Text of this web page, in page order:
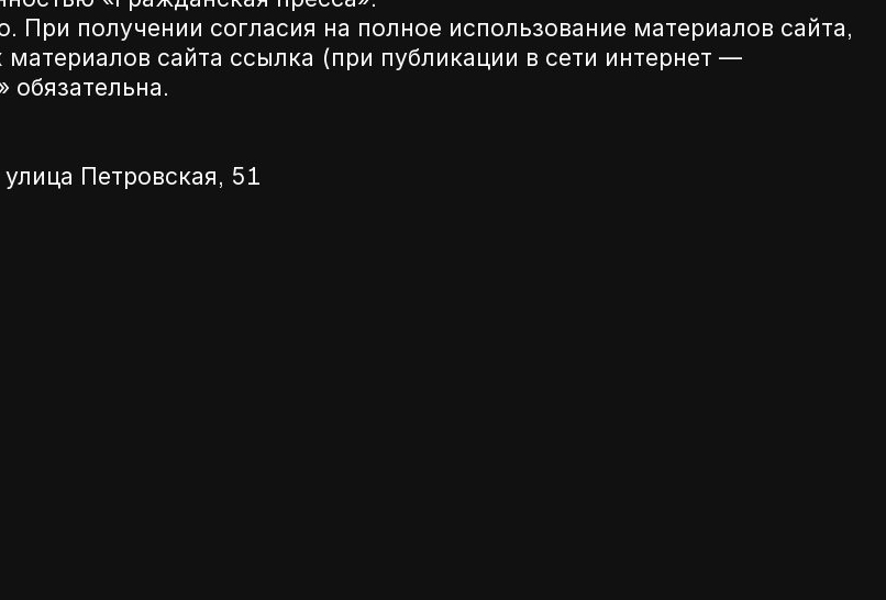
При получении согласия на полное использование материалов сайта,
сайта ссылка (при публикации в сети интернет —
обязательна.
Петровская, 51